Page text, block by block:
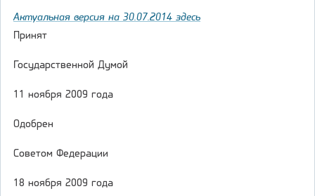
Актуальная версия на 30.07.2014 здесь
Принят
Государственной Думой
11 ноября 2009 года
Одобрен
Советом Федерации
18 ноября 2009 года